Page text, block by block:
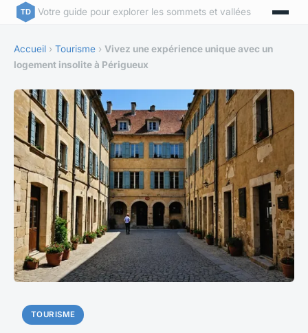
Votre guide pour explorer les sommets et vallées
Accueil › Tourisme › Vivez une expérience unique avec un
logement insolite à Périgueux
TOURISME